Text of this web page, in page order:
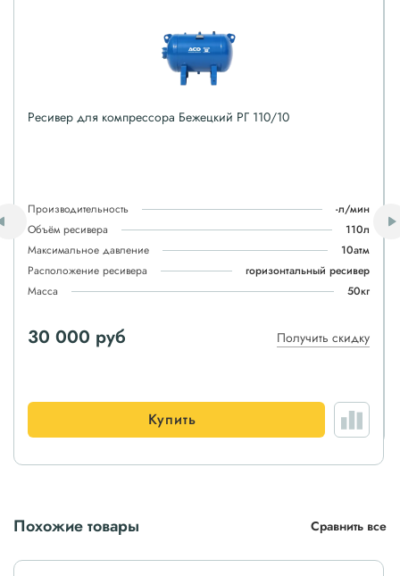
Ресивер для компрессора Бежецкий РГ 110/10
Производительность
-л/мин
Объём ресивера
110л
Максимальное давление
10атм
Расположение ресивера
горизонтальный ресивер
Масса
50кг
30 000 руб Получить скидку
Купить
Похожие товары Сравнить все